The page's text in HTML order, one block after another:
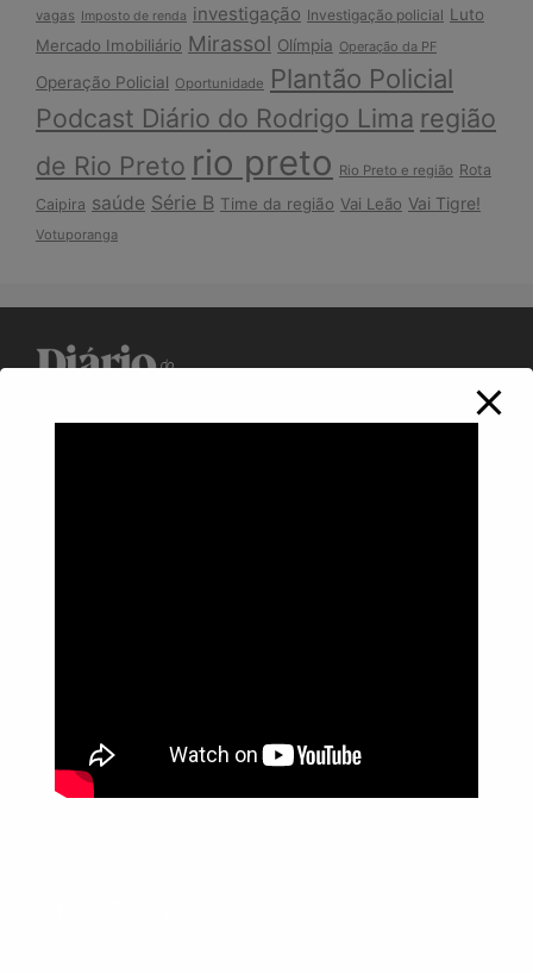
vagas Imposto de renda investigação Investigação policial Luto
Mercado Imobiliário Mirassol Olímpia Operação da PF
Operação Policial Oportunidade Plantão Policial
Podcast Diário do Rodrigo Lima região
de Rio Preto rio preto Rio Preto e região Rota
Caipira saúde Série B Time da região Vai Leão Vai Tigre!
Votuporanga
WhatsApp: (17) 99268-0565